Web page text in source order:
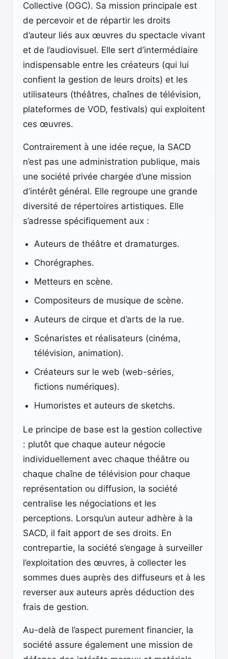
Collective (OGC). Sa mission principale est
de percevoir et de répartir les droits
d’auteur liés aux œuvres du spectacle vivant
et de l’audiovisuel. Elle sert d’intermédiaire
indispensable entre les créateurs (qui lui
confient la gestion de leurs droits) et les
utilisateurs (théâtres, chaînes de télévision,
plateformes de VOD, festivals) qui exploitent
ces œuvres.
Contrairement à une idée reçue, la SACD
n’est pas une administration publique, mais
une société privée chargée d’une mission
d’intérêt général. Elle regroupe une grande
diversité de répertoires artistiques. Elle
s’adresse spécifiquement aux :
Auteurs de théâtre et dramaturges.
Chorégraphes.
Metteurs en scène.
Compositeurs de musique de scène.
Auteurs de cirque et d’arts de la rue.
Scénaristes et réalisateurs (cinéma,
télévision, animation).
Créateurs sur le web (web-séries,
fictions numériques).
Humoristes et auteurs de sketchs.
Le principe de base est la gestion collective
: plutôt que chaque auteur négocie
individuellement avec chaque théâtre ou
chaque chaîne de télévision pour chaque
représentation ou diffusion, la société
centralise les négociations et les
perceptions. Lorsqu’un auteur adhère à la
SACD, il fait apport de ses droits. En
contrepartie, la société s’engage à surveiller
l’exploitation des œuvres, à collecter les
sommes dues auprès des diffuseurs et à les
reverser aux auteurs après déduction des
frais de gestion.
Au-delà de l’aspect purement financier, la
société assure également une mission de